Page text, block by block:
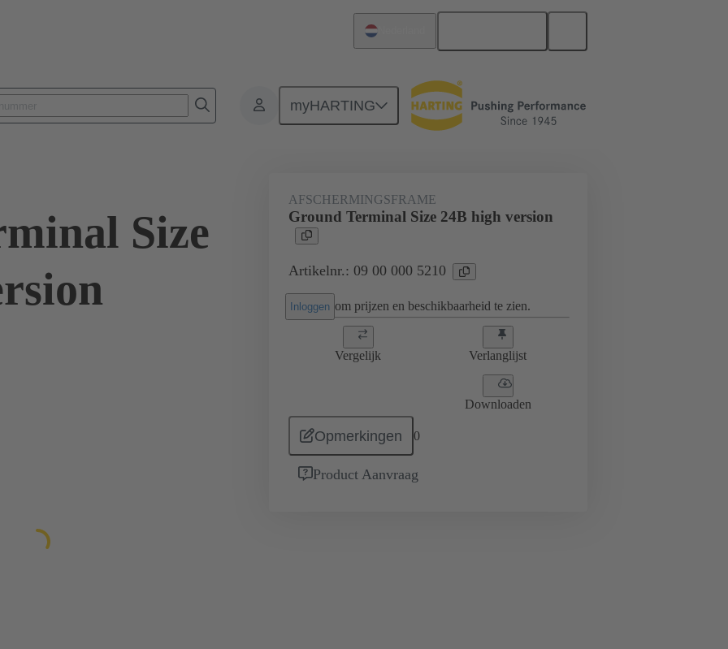
myHARTING
Accessoires Afschermingsframe, grijpframes 09 00 000 5210
Size
AFSCHERMINGSFRAME
Ground Terminal Size 24B high version
Artikelnr.: 09 00 000 5210
Inloggen om prijzen en beschikbaarheid te zien.
Vergelijk Verlanglijst
Downloaden
Opmerkingen 0
Product Aanvraag